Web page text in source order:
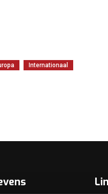
Internationaal